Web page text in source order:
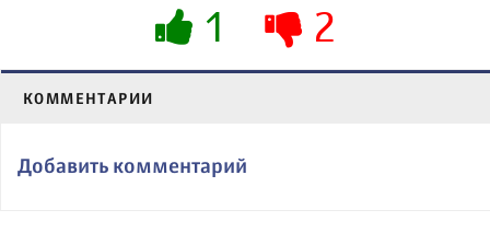
1 2
КОММЕНТАРИИ
Добавить комментарий